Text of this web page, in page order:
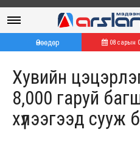
Өнөөдөр 08 сарын
Хувийн
8,000 гаруй
хүлээгээд сууж